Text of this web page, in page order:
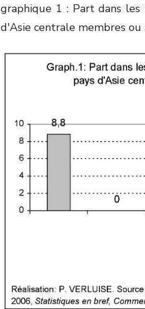
graphique 1 : Part dans
d'Asie centrale membres ou